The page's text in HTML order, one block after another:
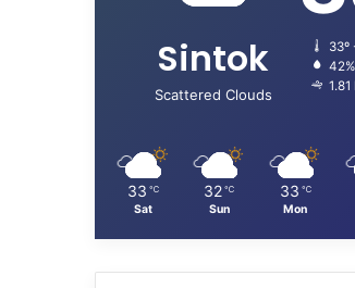
Sintok
Scattered Clouds
33º
42%
33 ℃
Sat
32 ℃
Sun
33 ℃
Mon